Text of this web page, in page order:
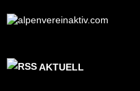
AKTUELL